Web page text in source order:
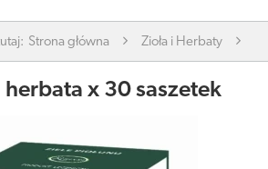
Strona główna Zioła i Herbaty
herbata x 30 saszetek